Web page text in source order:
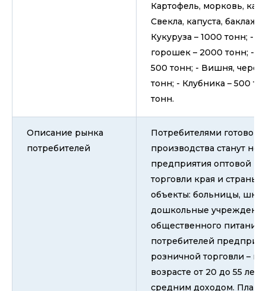
Картофель, морковь,
Свекла, капуста,
Кукуруза – 1000 тонн; -
горошек – 2000 тонн; -
500 тонн; - Вишня,
тонн; - Клубника – 500
тонн.
Описание рынка
потребителей
Потребителями готовой
производства станут не
предприятия оптовой и
торговли края и страны,
объекты: больницы,
дошкольные
общественного
потребителей
розничной торговли –
возрасте от 20 до 55 лет
средним доходом.